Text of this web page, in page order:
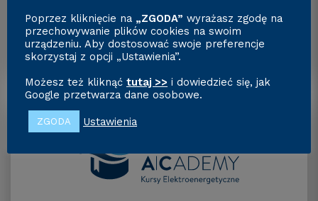
Wyższy Poziom Wiedzy
Poprzez kliknięcie na „ZGODA” wyrażasz zgodę na
przechowywanie plików cookies na swoim
urządzeniu. Aby dostosować swoje preferencje
skorzystaj z opcji „Ustawienia”.
Możesz też kliknąć tutaj >> i dowiedzieć się, jak
Google przetwarza dane osobowe.
ZGODA Ustawienia